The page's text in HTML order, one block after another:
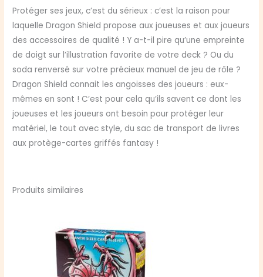
Sleeves
-
Peach
Protéger ses jeux, c’est du sérieux : c’est la raison pour
laquelle Dragon Shield propose aux joueuses et aux joueurs
des accessoires de qualité ! Y a-t-il pire qu’une empreinte
de doigt sur l’illustration favorite de votre deck ? Ou du
soda renversé sur votre précieux manuel de jeu de rôle ?
Dragon Shield connait les angoisses des joueurs : eux-
mêmes en sont ! C’est pour cela qu’ils savent ce dont les
joueuses et les joueurs ont besoin pour protéger leur
matériel, le tout avec style, du sac de transport de livres
aux protège-cartes griffés fantasy !
Produits similaires